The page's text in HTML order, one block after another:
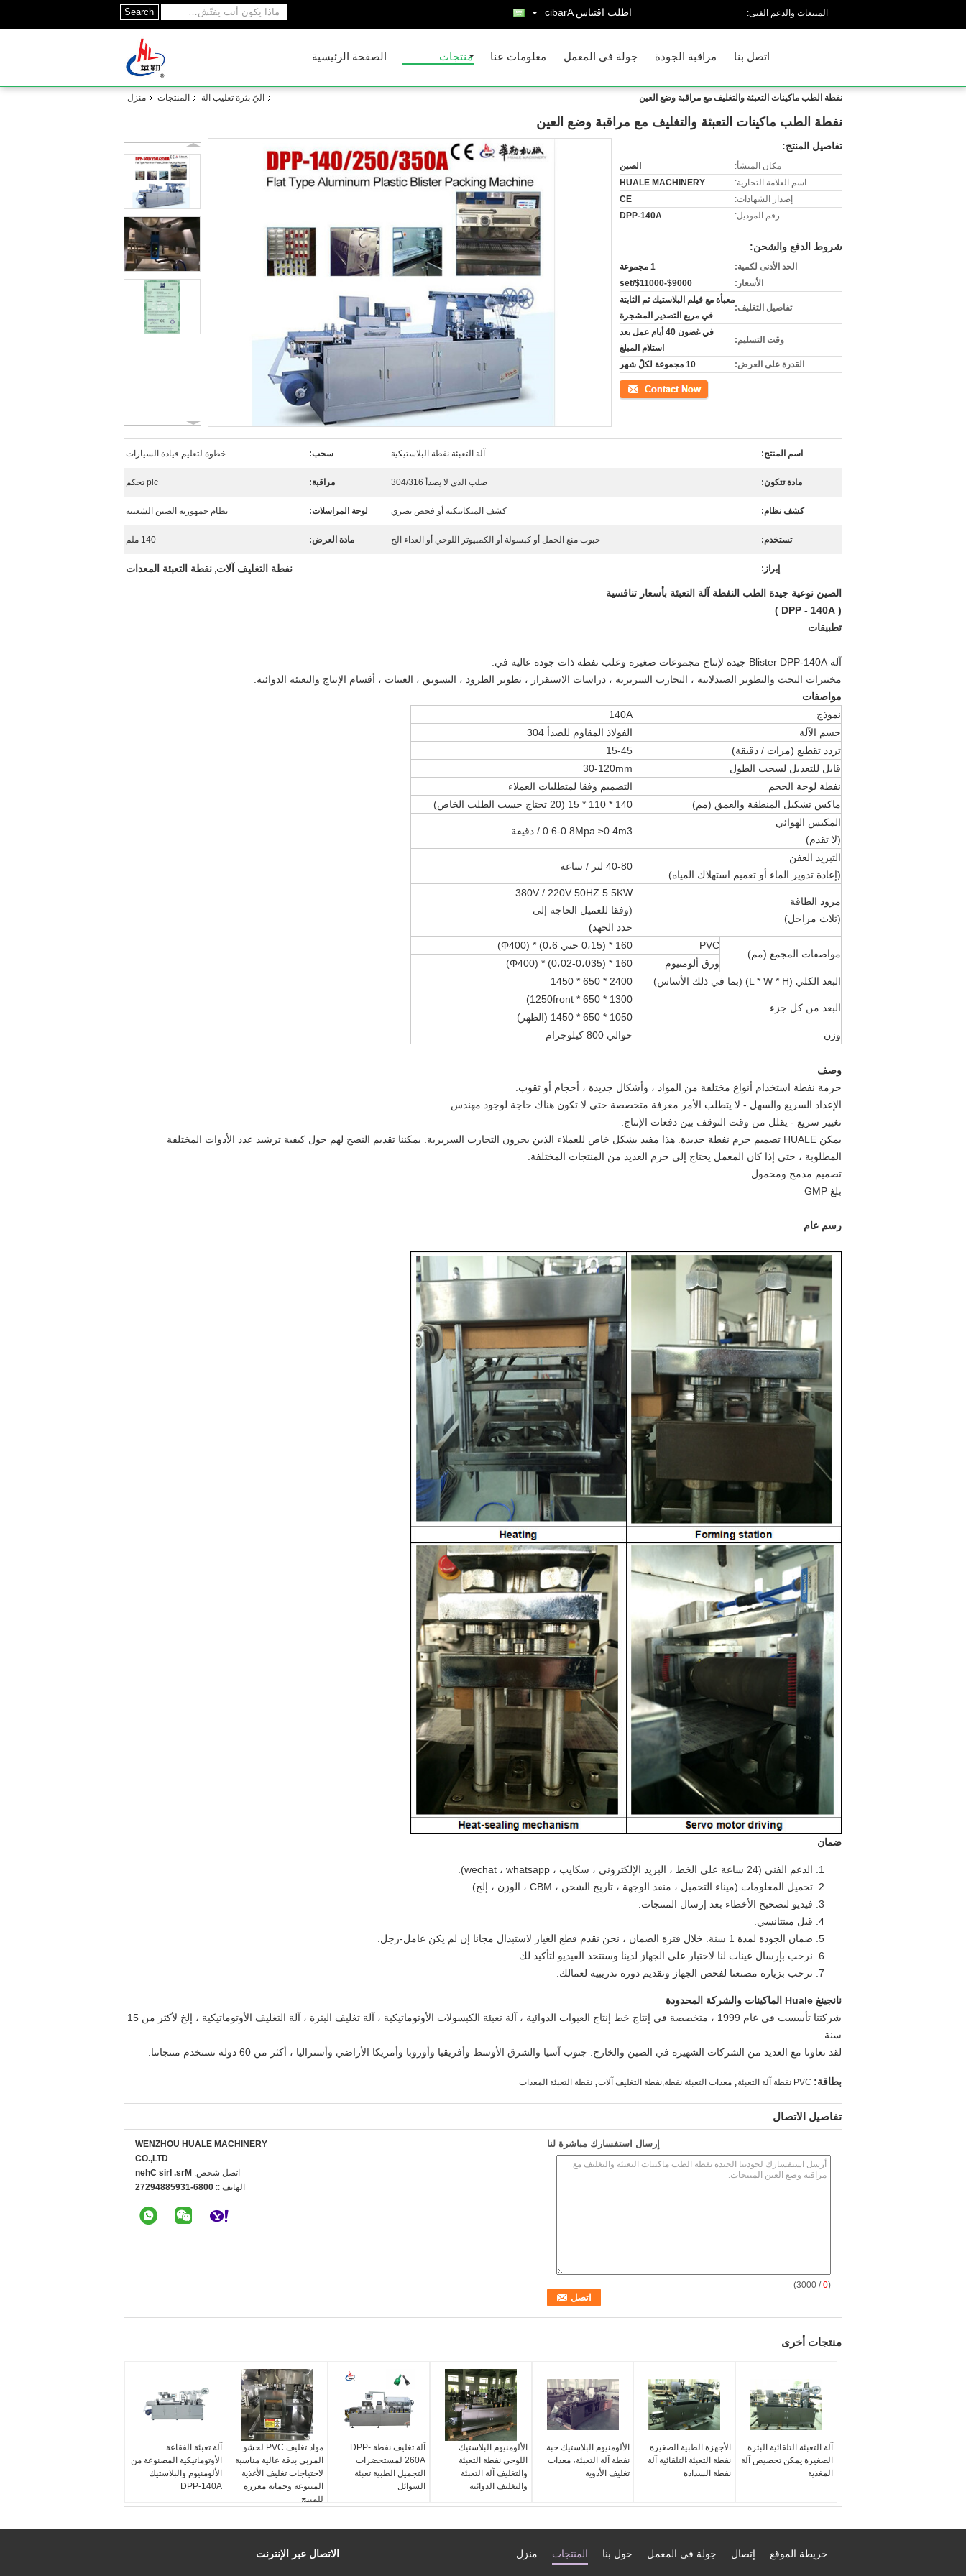
Search المبيعات والدعم الفنى: اطلب اقتباس Arabic
الصفحة الرئيسية منتجات معلومات عنا جولة في المعمل مراقبة الجودة اتصل بنا
منزل المنتجات آليّ بثرة تعليب آلة نفطة الطب ماكينات التعبئة والتغليف مع مراقبة وضع العين
نفطة الطب ماكينات التعبئة والتغليف مع مراقبة وضع العين
تفاصيل المنتج:
مكان المنشأ:
الصين
اسم العلامة التجارية:
HUALE MACHINERY
إصدار الشهادات:
CE
رقم الموديل:
DPP-140A
شروط الدفع والشحن:
الحد الأدنى لكمية:
1 مجموعة
الأسعار:
$9000-$11000/set
تفاصيل التغليف:
معبأة مع فيلم البلاستيك ثم الثابتة
في مربع التصدير المشجرة
وقت التسليم:
في غضون 40 أيام عمل بعد
استلام المبلغ
القدرة على العرض:
10 مجموعة لكلّ شهر
اتصل
اسم المنتج: آلة التعبئة نفطة البلاستيكية سحب: خطوة لتعليم قيادة السيارات
مادة تتكون: صلب الذى لا يصدأ 304/316 مراقبة: plc تحكم
كشف نظام: كشف الميكانيكية أو فحص بصري لوحة المراسلات: نظام جمهورية الصين الشعبية
تستخدم: حبوب منع الحمل أو كبسولة أو الكمبيوتر اللوحي أو الغذاء الخ مادة العرض: 140 ملم
إبراز: نفطة التغليف آلات, نفطة التعبئة المعدات
الصين نوعية جيدة الطب النفطة آلة التعبئة بأسعار تنافسية
(
DPP - 140A
)
تطبيقات
آلة Blister DPP-140A جيدة لإنتاج مجموعات صغيرة وعلب نفطة ذات جودة عالية في:
مختبرات البحث والتطوير الصيدلانية ، التجارب السريرية ، دراسات الاستقرار ، تطوير الطرود ، التسويق ، العينات ، أقسام الإنتاج والتعبئة الدوائية.
مواصفات
نموذج
140A
جسم الآلة
الفولاذ المقاوم للصدأ 304
تردد تقطيع (مرات / دقيقة)
15-45
قابل للتعديل لسحب الطول
30-120mm
نفطة لوحة الحجم
التصميم وفقا لمتطلبات العملاء
ماكس تشكيل المنطقة والعمق (مم)
140 * 110 * 15 (20 تحتاج حسب الطلب الخاص)
المكبس الهوائي
(لا تقدم)
0.6-0.8Mpa ≥0.4m3 / دقيقة
التبريد العفن
(إعادة تدوير الماء أو تعميم استهلاك المياه)
40-80 لتر / ساعة
مزود الطاقة
(ثلاث مراحل)
380V / 220V 50HZ 5.5KW
(وفقا للعميل الحاجة إلى
حدد الجهد)
مواصفات المجمع (مم)
PVC
160 * (0،15 حتي 0،6) * (Φ400)
ورق ألومنيوم
160 * (0،02-0،035) * (Φ400)
البعد الكلي (L * W * H) (بما في ذلك الأساس)
2400 * 650 * 1450
البعد من كل جزء
1300 * 650 * 1250front)
1050 * 650 * 1450 (الظهر)
وزن
حوالي 800 كيلوجرام
وصف
حزمة نفطة استخدام أنواع مختلفة من المواد ، وأشكال جديدة ، أحجام أو ثقوب.
الإعداد السريع والسهل - لا يتطلب الأمر معرفة متخصصة حتى لا تكون هناك حاجة لوجود مهندس.
تغيير سريع - يقلل من وقت التوقف بين دفعات الإنتاج.
يمكن HUALE تصميم حزم نفطة جديدة. هذا مفيد بشكل خاص للعملاء الذين يجرون التجارب السريرية. يمكننا تقديم النصح لهم حول كيفية ترشيد عدد الأدوات المختلفة
المطلوبة ، حتى إذا كان المعمل يحتاج إلى حزم العديد من المنتجات المختلفة.
تصميم مدمج ومحمول.
بلغ GMP
رسم عام
ضمان
الدعم الفني (24 ساعة على الخط ، البريد الإلكتروني ، سكايب ، wechat ، whatsapp).
تحميل المعلومات (ميناء التحميل ، منفذ الوجهة ، تاريخ الشحن ، CBM ، الوزن ، إلخ)
فيديو لتصحيح الأخطاء بعد إرسال المنتجات.
قبل مينتانسي.
ضمان الجودة لمدة 1 سنة. خلال فترة الضمان ، نحن نقدم قطع الغيار لاستبدال مجانا إن لم يكن عامل-رجل.
نرحب بإرسال عينات لنا لاختبار على الجهاز لدينا وسنتخذ الفيديو لتأكيد لك.
نرحب بزيارة مصنعنا لفحص الجهاز وتقديم دورة تدريبية لعمالك.
نانجينغ Huale الماكينات والشركة المحدودة
شركتنا تأسست في عام 1999 ، متخصصة في إنتاج خط إنتاج العبوات الدوائية ،
آلة تعبئة الكبسولات الأوتوماتيكية
، آلة تغليف البثرة ، آلة التغليف الأوتوماتيكية ، إلخ لأكثر من 15
سنة.
لقد تعاونا مع العديد من الشركات الشهيرة في الصين والخارج: جنوب آسيا والشرق الأوسط وأفريقيا وأوروبا وأمريكا الأراضي وأستراليا ، أكثر من 60 دولة تستخدم منتجاتنا.
بطاقة: PVC نفطة آلة التعبئة , معدات التعبئة نفطة,نفطة التغليف آلات, نفطة التعبئة المعدات
تفاصيل الاتصال
WENZHOU HUALE MACHINERY
CO.,LTD
اتصل شخص: Mrs. Iris Chen
الهاتف :: 0086-13958849272
إرسال استفسارك مباشرة لنا
(
0
/ 3000)
منتجات أخرى
آلة تعبئة الفقاعة
الأوتوماتيكية المصنوعة من
الألومنيوم والبلاستيك
DPP-140A
مواد تغليف PVC لحشو
المربى بدقة عالية مناسبة
لاحتياجات تغليف الأغذية
المتنوعة وحماية معززة
للمنتج
آلة تغليف نفطة DPP-
260A لمستحضرات
التجميل الطبية تعبئة
السوائل
الألومنيوم البلاستيك
اللوحي نفطة التعبئة
والتغليف آلة التعبئة
والتغليف الدوائية
الألومنيوم البلاستيك حبة
نفطة آلة التعبئة، معدات
تغليف الأدوية
الأجهزة الطبية الصغيرة
نفطة التعبئة التلقائية آلة
نفطة السدادة
آلة التعبئة التلقائية البثرة
الصغيرة يمكن تخصيص آلة
المغذية
الاتصال عبر الإنترنت خريطة الموقع إتصال جولة في المعمل حول بنا المنتجات منزل